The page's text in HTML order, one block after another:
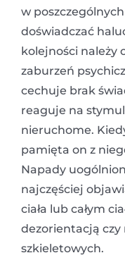
w
doświadczać
kolejności należy
zaburzeń
cechuje brak
reaguje na
nieruchome.
pamięta on z
Napady
najczęściej
ciała lub całym
dezorientacją czy
szkieletowych.